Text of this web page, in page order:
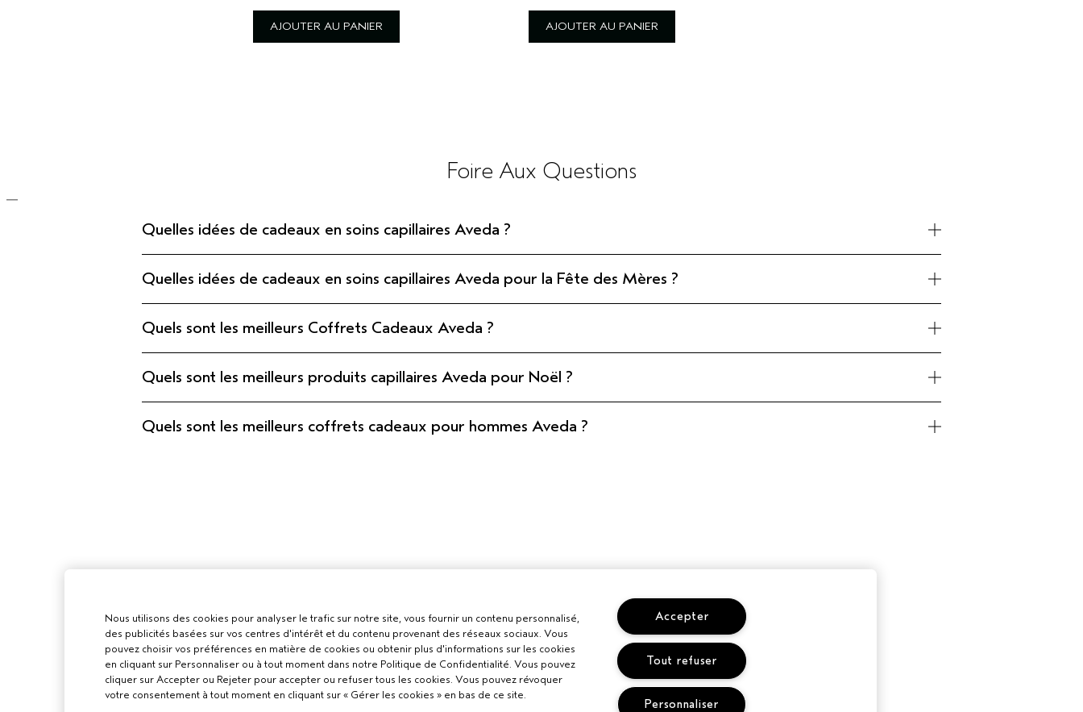
AJOUTER AU PANIER AJOUTER AU PANIER
Foire Aux Questions
Quelles idées de cadeaux en soins capillaires Aveda ?
Quelles idées de cadeaux en soins capillaires Aveda pour la Fête des Mères ?
Quels sont les meilleurs Coffrets Cadeaux Aveda ?
Quels sont les meilleurs produits capillaires Aveda pour Noël ?
Quels sont les meilleurs coffrets cadeaux pour hommes Aveda ?
Nous utilisons des cookies pour analyser le trafic sur notre site, vous fournir un contenu personnalisé,
des publicités basées sur vos centres d'intérêt et du contenu provenant des réseaux sociaux. Vous
pouvez choisir vos préférences en matière de cookies ou obtenir plus d'informations sur les cookies
en cliquant sur Personnaliser ou à tout moment dans notre Politique de Confidentialité. Vous pouvez
cliquer sur Accepter ou Rejeter pour accepter ou refuser tous les cookies. Vous pouvez révoquer
votre consentement à tout moment en cliquant sur « Gérer les cookies » en bas de ce site.
Accepter
Tout refuser
Personnaliser